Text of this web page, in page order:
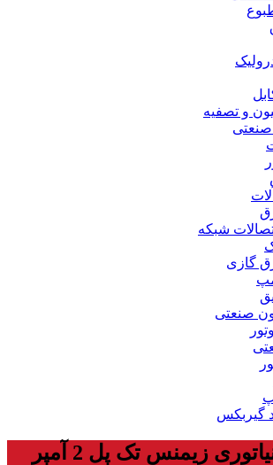
و تصفیه
شبکه
گازی
صنعتی
گیربکس
قیمت کلید مینیاتوری زیمنس تک پل 2 آمپر